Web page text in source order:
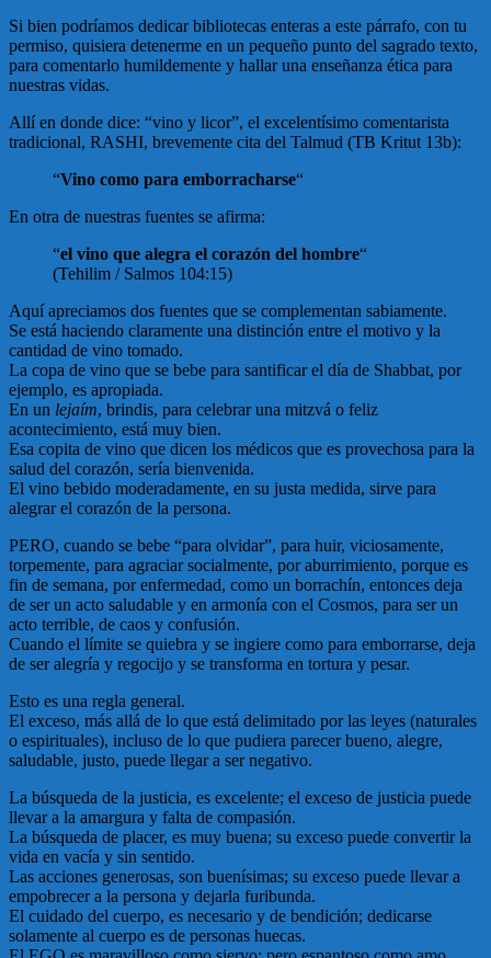
Si bien podríamos dedicar bibliotecas enteras a este párrafo, con tu
permiso, quisiera detenerme en un pequeño punto del sagrado texto,
para comentarlo humildemente y hallar una enseñanza ética para
nuestras vidas.
Allí en donde dice: “vino y licor”, el excelentísimo comentarista
tradicional, RASHI, brevemente cita del Talmud (TB Kritut 13b):
“Vino como para emborracharse“
En otra de nuestras fuentes se afirma:
“el vino que alegra el corazón del hombre“
(Tehilim / Salmos 104:15)
Aquí apreciamos dos fuentes que se complementan sabiamente.
Se está haciendo claramente una distinción entre el motivo y la
cantidad de vino tomado.
La copa de vino que se bebe para santificar el día de Shabbat, por
ejemplo, es apropiada.
En un lejaím, brindis, para celebrar una mitzvá o feliz
acontecimiento, está muy bien.
Esa copita de vino que dicen los médicos que es provechosa para la
salud del corazón, sería bienvenida.
El vino bebido moderadamente, en su justa medida, sirve para
alegrar el corazón de la persona.
PERO, cuando se bebe “para olvidar”, para huir, viciosamente,
torpemente, para agraciar socialmente, por aburrimiento, porque es
fin de semana, por enfermedad, como un borrachín, entonces deja
de ser un acto saludable y en armonía con el Cosmos, para ser un
acto terrible, de caos y confusión.
Cuando el límite se quiebra y se ingiere como para emborrarse, deja
de ser alegría y regocijo y se transforma en tortura y pesar.
Esto es una regla general.
El exceso, más allá de lo que está delimitado por las leyes (naturales
o espirituales), incluso de lo que pudiera parecer bueno, alegre,
saludable, justo, puede llegar a ser negativo.
La búsqueda de la justicia, es excelente; el exceso de justicia puede
llevar a la amargura y falta de compasión.
La búsqueda de placer, es muy buena; su exceso puede convertir la
vida en vacía y sin sentido.
Las acciones generosas, son buenísimas; su exceso puede llevar a
empobrecer a la persona y dejarla furibunda.
El cuidado del cuerpo, es necesario y de bendición; dedicarse
solamente al cuerpo es de personas huecas.